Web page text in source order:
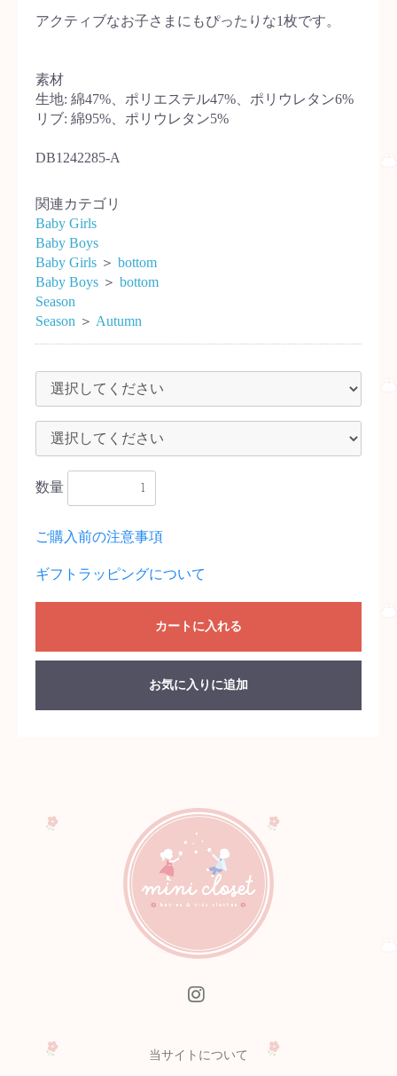
アクティブなお子さまにもぴったりな1枚です。
素材
生地: 綿47%、ポリエステル47%、ポリウレタン6%
リブ: 綿95%、ポリウレタン5%
DB1242285-A
関連カテゴリ
Baby Girls
Baby Boys
Baby Girls ＞ bottom
Baby Boys ＞ bottom
Season
Season ＞ Autumn
数量
ご購入前の注意事項
ギフトラッピングについて
カートに入れる
お気に入りに追加
当サイトについて